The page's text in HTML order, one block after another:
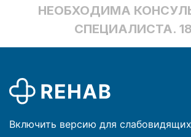
НЕОБХОДИМА
СПЕЦИАЛИСТА.
Включить версию для слабовидящих